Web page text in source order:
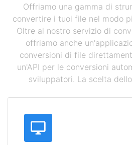
Offriamo una gamma di
convertire i tuoi file nel modo
Oltre al nostro servizio di
offriamo anche
conversioni di file
un'API per le conversioni
sviluppatori. La scelta